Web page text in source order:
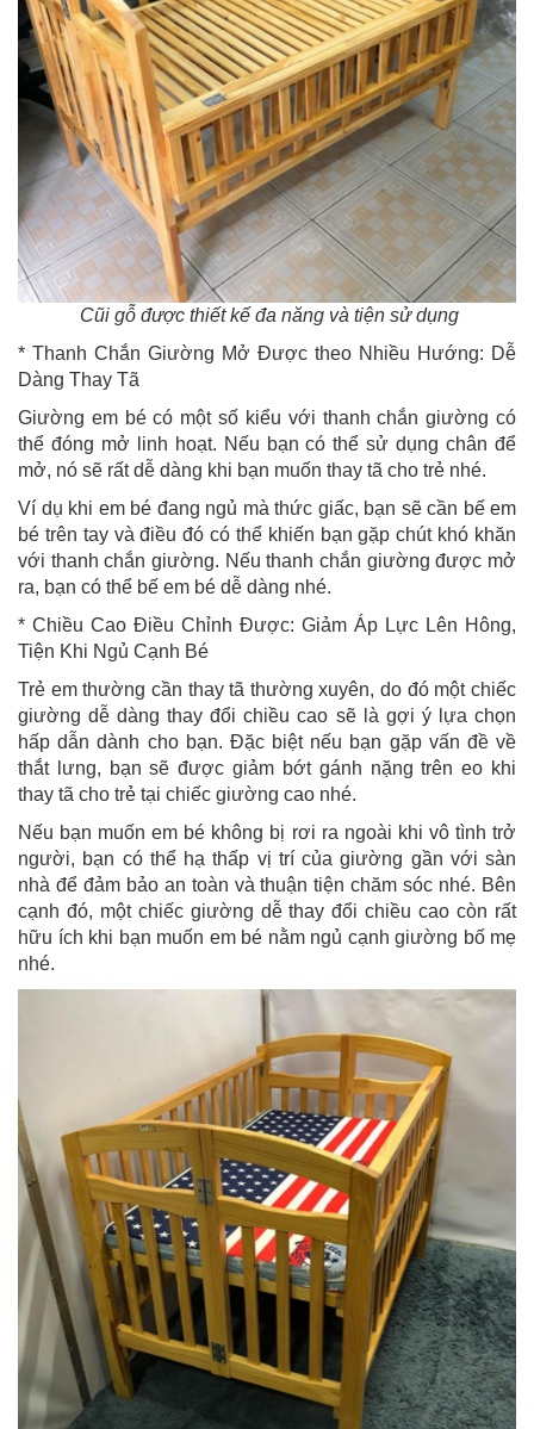
Cũi gỗ được thiết kế đa năng và tiện sử dụng
* Thanh Chắn Giường Mở Được theo Nhiều Hướng: Dễ
Dàng Thay Tã
Giường em bé có một số kiểu với thanh chắn giường có
thể đóng mở linh hoạt. Nếu bạn có thể sử dụng chân để
mở, nó sẽ rất dễ dàng khi bạn muốn thay tã cho trẻ nhé.
Ví dụ khi em bé đang ngủ mà thức giấc, bạn sẽ cần bế em
bé trên tay và điều đó có thể khiến bạn gặp chút khó khăn
với thanh chắn giường. Nếu thanh chắn giường được mở
ra, bạn có thể bế em bé dễ dàng nhé.
* Chiều Cao Điều Chỉnh Được: Giảm Áp Lực Lên Hông,
Tiện Khi Ngủ Cạnh Bé
Trẻ em thường cần thay tã thường xuyên, do đó một chiếc
giường dễ dàng thay đổi chiều cao sẽ là gợi ý lựa chọn
hấp dẫn dành cho bạn. Đặc biệt nếu bạn gặp vấn đề về
thắt lưng, bạn sẽ được giảm bớt gánh nặng trên eo khi
thay tã cho trẻ tại chiếc giường cao nhé.
Nếu bạn muốn em bé không bị rơi ra ngoài khi vô tình trở
người, bạn có thể hạ thấp vị trí của giường gần với sàn
nhà để đảm bảo an toàn và thuận tiện chăm sóc nhé. Bên
cạnh đó, một chiếc giường dễ thay đổi chiều cao còn rất
hữu ích khi bạn muốn em bé nằm ngủ cạnh giường bố mẹ
nhé.